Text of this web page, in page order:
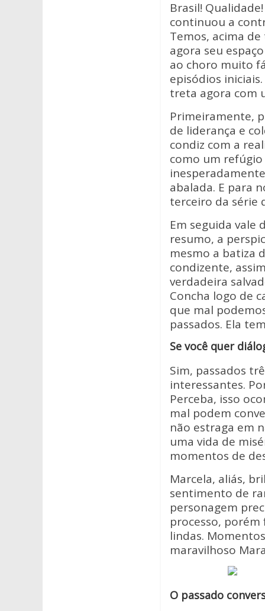
s
A
p
p
b
o
o
k
er
Brasil!
continuou a
Temos, acima
agora seu
ao choro muito
episódios
treta agora com
Primeiramente,
de liderança e
condiz com a
como um
abalada. E para
terceiro da série
Em seguida vale
resumo, a
mesmo a batiza
condizente,
verdadeira
Concha logo de
que mal
passados. Ela
Se você quer
Sim, passados
interessantes.
Perceba, isso
mal podem
não estraga em
uma vida de
momentos de
Marcela, aliás,
sentimento de
personagem
processo,
lindas.
maravilhoso
O passado